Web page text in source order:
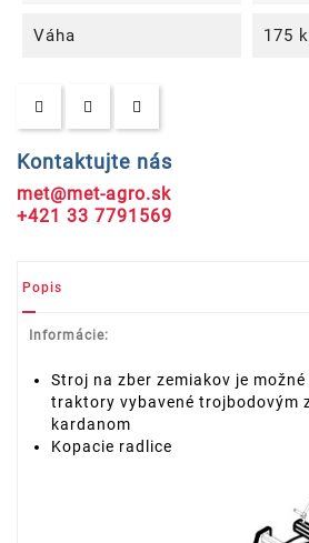
Váha 175
Kontaktujte nás
met@met-agro.sk
+421 33 7791569
Popis
Informácie:
Stroj na zber zemiakov je
traktory vybavené trojbodovým
kardanom
Kopacie radlice